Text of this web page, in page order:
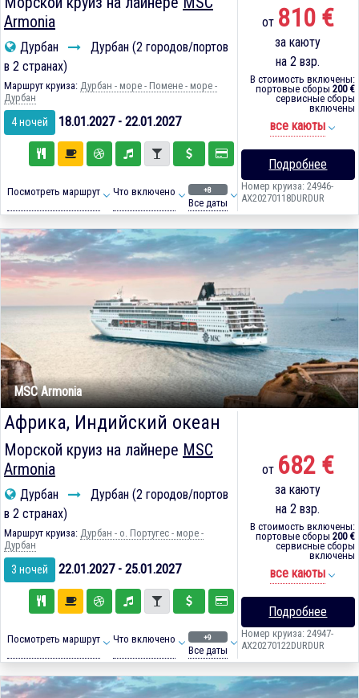
Armonia
Дурбан
Дурбан (2 городов/портов
в 2 странах)
Маршрут круиза: Дурбан - море - Помене - море -
Дурбан
4 ночей 18.01.2027 - 22.01.2027
Посмотреть маршрут Что включено +8
Все даты
от 810 €
за каюту
на 2 взр.
В стоимость включены:
портовые сборы 200 €
сервисные сборы
включены
все каюты
Подробнее
Номер круиза: 24946-
AX20270118DURDUR
MSC Armonia
Африка, Индийский океан
Морской круиз на лайнере MSC
Armonia
Дурбан
Дурбан (2 городов/портов
в 2 странах)
Маршрут круиза: Дурбан - о. Португес - море -
Дурбан
3 ночей 22.01.2027 - 25.01.2027
Посмотреть маршрут Что включено +9
Все даты
от 682 €
за каюту
на 2 взр.
В стоимость включены:
портовые сборы 200 €
сервисные сборы
включены
все каюты
Подробнее
Номер круиза: 24947-
AX20270122DURDUR